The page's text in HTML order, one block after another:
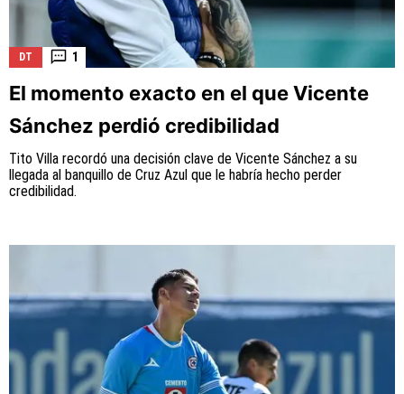
DT 1
El momento exacto en el que Vicente
Sánchez perdió credibilidad
Tito Villa recordó una decisión clave de Vicente Sánchez a su
llegada al banquillo de Cruz Azul que le habría hecho perder
credibilidad.